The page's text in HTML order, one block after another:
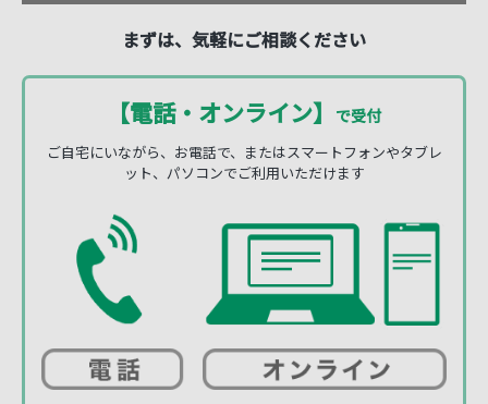
まずは、気軽にご相談ください
【電話・オンライン】 で受付
ご自宅にいながら、お電話で、またはスマートフォンやタブレ
ット、パソコンでご利用いただけます